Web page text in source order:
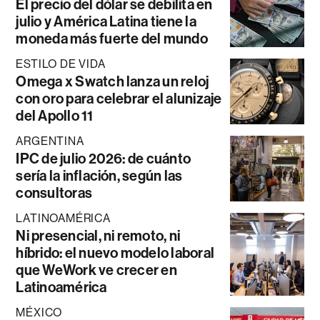
El precio del dólar se debilita en
julio y América Latina tiene la
moneda más fuerte del mundo
ESTILO DE VIDA
Omega x Swatch lanza un reloj
con oro para celebrar el alunizaje
del Apollo 11
ARGENTINA
IPC de julio 2026: de cuánto
sería la inflación, según las
consultoras
LATINOAMÉRICA
Ni presencial, ni remoto, ni
híbrido: el nuevo modelo laboral
que WeWork ve crecer en
Latinoamérica
MÉXICO